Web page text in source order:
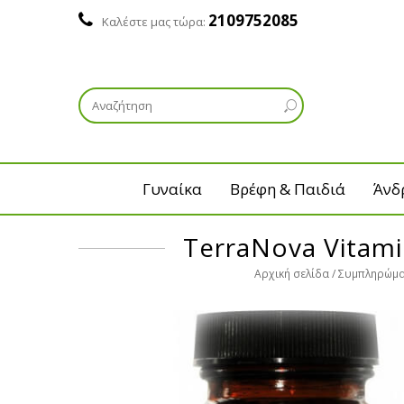
Καλέστε μας τώρα: 2109752085
Γυναίκα Βρέφη & Παιδιά
TerraNova
Αρχική σελίδα